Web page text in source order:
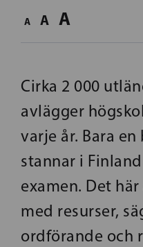
A A A
Cirka 2 000
avlägger
varje år. Bara
stannar i
examen. Det
med resurser,
ordförande och